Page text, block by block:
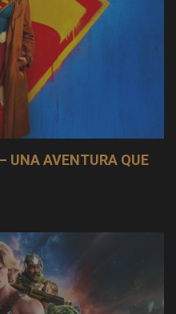
UNA AVENTURA QUE